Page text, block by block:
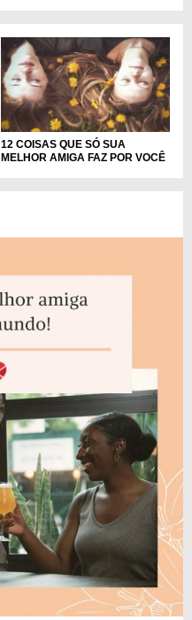
12 COISAS QUE SÓ SUA
MELHOR AMIGA FAZ POR VOCÊ